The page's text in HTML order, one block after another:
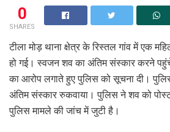
0
SHARES
टीला मोड़ थाना क्षेत्र के रिस्तल गांव में एक
हो गई। स्वजन शव का अंतिम संस्कार करने
का आरोप लगाते हुए पुलिस को सूचना दी।
अंतिम संस्कार रुकवाया। पुलिस ने शव को
पुलिस मामले की जांच में जुटी है।